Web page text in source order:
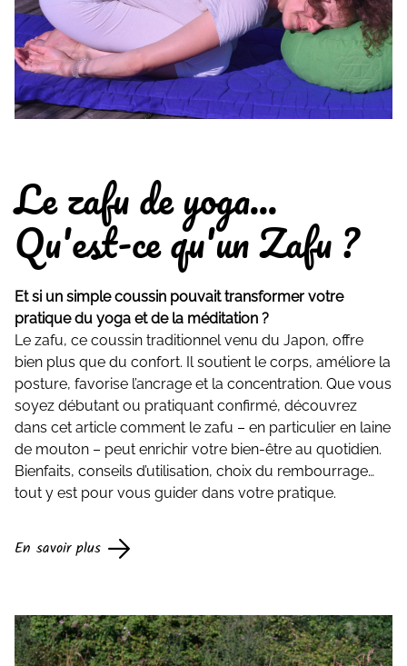
Le zafu de yoga...
Qu'est-ce qu'un Zafu ?
Et si un simple coussin pouvait transformer votre
pratique du yoga et de la méditation ?
Le zafu, ce coussin traditionnel venu du Japon, offre
bien plus que du confort. Il soutient le corps, améliore la
posture, favorise l’ancrage et la concentration. Que vous
soyez débutant ou pratiquant confirmé, découvrez
dans cet article comment le zafu – en particulier en laine
de mouton – peut enrichir votre bien-être au quotidien.
Bienfaits, conseils d’utilisation, choix du rembourrage…
tout y est pour vous guider dans votre pratique.
En savoir plus